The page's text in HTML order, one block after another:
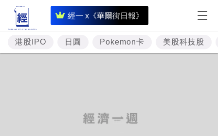
經一 x《華爾街日報》
即
時
財
經
港股IPO 日圓 Pokemon卡 美股科技股